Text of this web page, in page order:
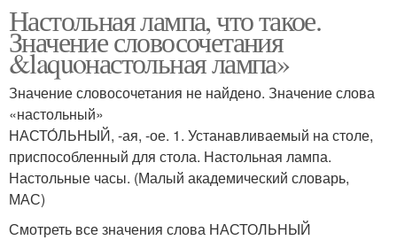
Настольная лампа, что такое.
Значение словосочетания
&laquoнастольная лампа»
Значение словосочетания не найдено. Значение слова
«настольный»
НАСТО́ЛЬНЫЙ, -ая, -ое. 1. Устанавливаемый на столе,
приспособленный для стола. Настольная лампа.
Настольные часы. (Малый академический словарь,
МАС)
Смотреть все значения слова НАСТОЛЬНЫЙ